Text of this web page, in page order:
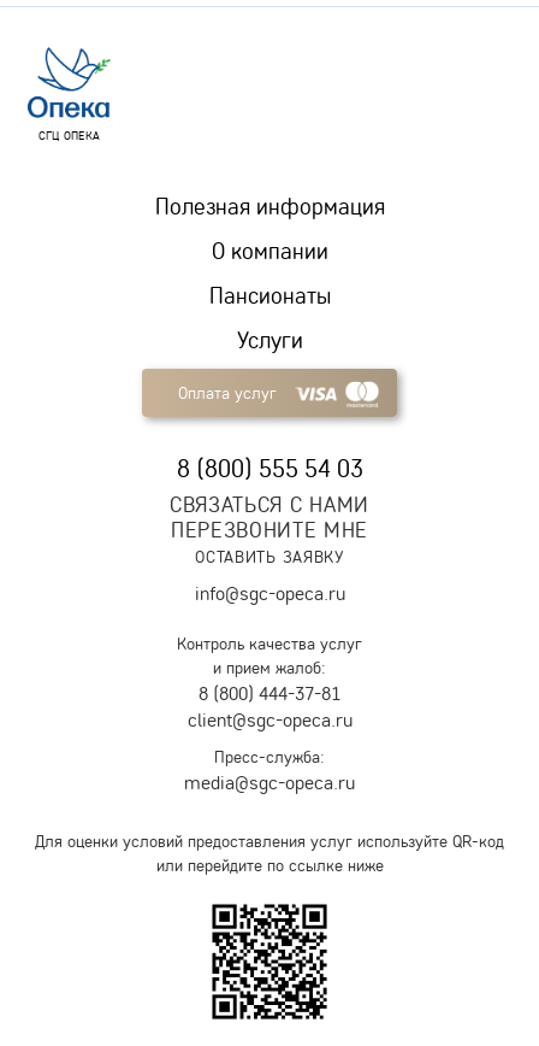
СГЦ ОПЕКА
Пансионаты
Услуги
Полезная информация
О компании
Оплата услуг
8 (800) 555 54 03
СВЯЗАТЬСЯ С НАМИ
ПЕРЕЗВОНИТЕ МНЕ
ОСТАВИТЬ ЗАЯВКУ
info@sgc-opeca.ru
Контроль качества услуг
и прием жалоб:
8 (800) 444-37-81
client@sgc-opeca.ru
Пресс-служба:
media@sgc-opeca.ru
Для оценки условий предоставления услуг используйте QR-код
или перейдите по ссылке ниже